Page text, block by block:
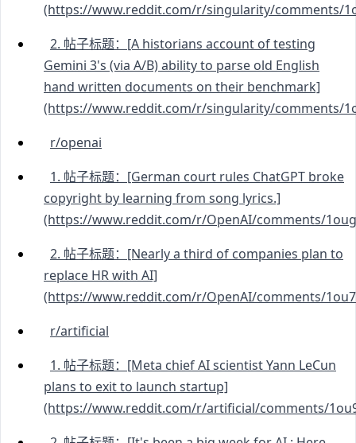
(https://www.reddit.com/r/singularity/comments/
2. 帖子标题：[A historians account of testing
Gemini 3's (via A/B) ability to parse old English
hand written documents on their benchmark]
(https://www.reddit.com/r/singularity/comments/
r/openai
1. 帖子标题：[German court rules ChatGPT broke
copyright by learning from song lyrics.]
(https://www.reddit.com/r/OpenAI/comments/
2. 帖子标题：[Nearly a third of companies plan to
replace HR with AI]
(https://www.reddit.com/r/OpenAI/comments/
r/artificial
1. 帖子标题：[Meta chief AI scientist Yann LeCun
plans to exit to launch startup]
(https://www.reddit.com/r/artificial/comments/